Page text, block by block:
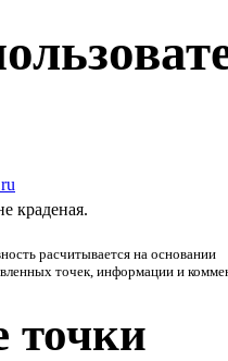
краденая.
расчитывается на основании
точек, информации и
точки